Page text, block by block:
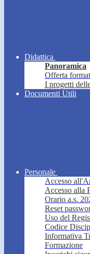
Didattica
Panoramica
Offerta
I progetti
Documenti Utili
Personale
Accesso
Accesso alla
Orario a.s.
Reset
Uso del
Codice
Informativa
Formazione